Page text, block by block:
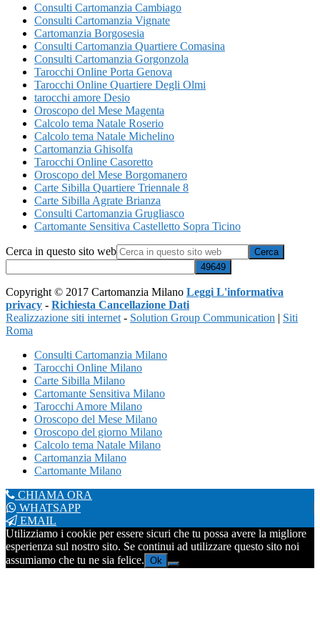
Consulti Cartomanzia Cambiago
Consulti Cartomanzia Vignate
Cartomanzia Borgosesia
Consulti Cartomanzia Quartiere Comasina
Consulti Cartomanzia Gorgonzola
Tarocchi Online Porta Genova
Tarocchi Online Quartiere Degli Olmi
tarocchi amore Desio
Oroscopo del Mese Magenta
Calcolo tema Natale Roserio
Calcolo tema Natale Michelino
Cartomanzia Ghisolfa
Tarocchi Online Casoretto
Oroscopo del Mese Borgomanero
Carte Sibilla Quartiere Triennale 8
Carte Sibilla Agrate Brianza
Consulti Cartomanzia Grugliasco
Cartomante Sensitiva Castelletto Sopra Ticino
Cerca in questo sito web
Copyright © 2017 Cartomanzia Milano Leggi L'informativa
privacy - Richiesta Cancellazione Dati
Realizzazione siti internet - Solution Group Communication | Siti
Roma
Consulti Cartomanzia Milano
Tarocchi Online Milano
Carte Sibilla Milano
Cartomante Sensitiva Milano
Tarocchi Amore Milano
Oroscopo del Mese Milano
Oroscopo del giorno Milano
Calcolo tema Natale Milano
Cartomanzia Milano
Cartomante Milano
CHIAMA ORA
WHATSAPP
EMAIL
Utilizziamo i cookie per essere sicuri che tu possa avere la migliore
esperienza sul nostro sito. Se continui ad utilizzare questo sito noi
assumiamo che tu ne sia felice. Ok